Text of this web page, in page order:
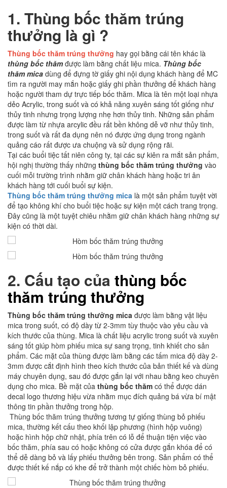
1. Thùng bốc thăm trúng
thưởng là gì ?
Thùng bốc thăm trúng thưởng hay gọi bằng cái tên khác là
thùng bốc thămđược làm bằng chất liệu mica. Thùng bốc
thăm mica dùng để đựng tờ giấy ghi nội dụng khách hàng để MC
tìm ra người may mắn hoặc giấy ghi phần thưởng để khách hàng
hoặc người tham dự trực tiếp bốc thăm. Mica là tên một loại nhựa
dẻo Acrylic, trong suốt và có khả năng xuyên sáng tốt giống như
thủy tinh nhưng trọng lượng nhẹ hơn thủy tinh. Những sản phẩm
được làm từ nhựa arcylic đều rất bền không dễ vỡ như thủy tinh,
trong suốt và rất đa dụng nên nó được ứng dụng trong ngành
quảng cáo rất được ưa chuộng và sử dụng rộng rãi.
Tại các buổi tiệc tất niên công ty, tại các sự kiên ra mắt sản phẩm,
hội nghị thường thấy những thùng bốc thăm trúng thưởng vào
cuối mỗi trường trình nhằm giữ chân khách hàng hoặc tri ân
khách hàng tới cuối buổi sự kiện.
Thùng bốc thăm trúng thưởng mica là một sản phẩm tuyệt vời
để tạo không khí cho buổi tiệc hoặc sự kiện một cách trang trọng.
Đây cũng là một tuyệt chiêu nhằm giữ chân khách hàng những sự
kiện có thời dài.
2. Cấu tạo của thùng bốc
thăm trúng thưởng
Thùng bốc thăm trúng thưởng mica được làm bằng vật liệu
mica trong suốt, có độ dày từ 2-3mm tùy thuộc vào yêu cầu và
kích thước của thùng. Mica là chất liệu acrylic trong suốt và xuyên
sáng tốt giúp hòm phiếu mica sự sang trọng, tinh khiết cho sản
phẩm. Các mặt của thùng được làm bằng các tấm mica độ dày 2-
3mm được cắt định hình theo kích thước của bản thiết kế và dùng
máy chuyên dụng, sau đó được gắn lại với nhau bằng keo chuyên
dụng cho mica. Bề mặt của thùng bốc thăm có thể được dán
decal logo thương hiệu vừa nhằm mục đích quảng bá vừa bí mật
thông tin phần thưởng trong hộp.
Thùng bốc thăm trúng thưởng tương tự giống thùng bỏ phiếu
mica, thường kết cấu theo khối lập phương (hình hộp vuông)
hoặc hình hộp chữ nhật, phía trên có lỗ để thuận tiện việc vào
bốc thăm, phía sau có hoặc không có cửa được gắn khóa để có
thể dễ dàng bỏ và lấy phiếu thưởng bên trong. Sản phẩm có thể
được thiết kế nắp có khe để trở thành một chiếc hòm bỏ phiếu.